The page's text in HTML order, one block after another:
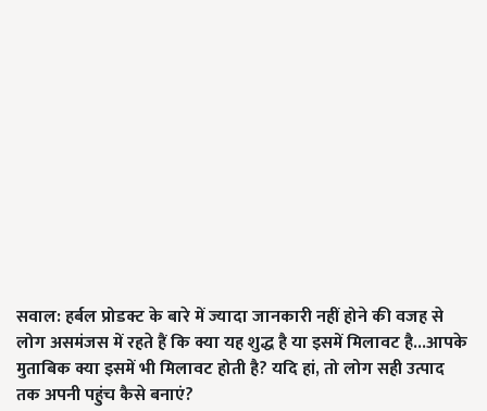
सवाल: हर्बल प्रोडक्ट के बारे में ज्यादा जानकारी नहीं होने की वजह से
लोग असमंजस में रहते हैं कि क्या यह शुद्ध है या इसमें मिलावट है...आपके
मुताबिक क्या इसमें भी मिलावट होती है? यदि हां, तो लोग सही उत्पाद
तक अपनी पहुंच कैसे बनाएं?